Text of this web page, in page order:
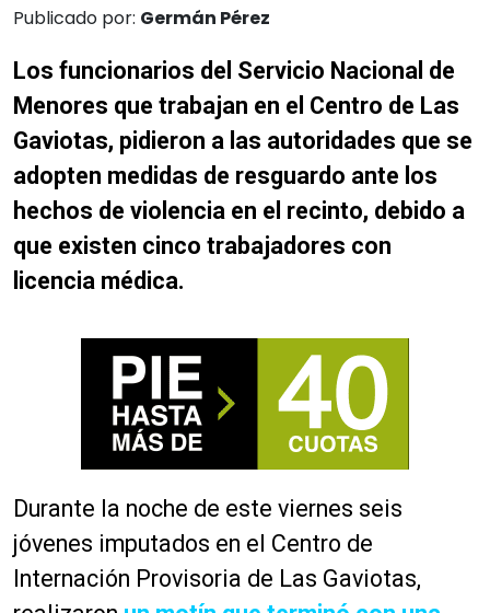
Publicado por: Germán Pérez
Los funcionarios del Servicio Nacional de
Menores que trabajan en el Centro de Las
Gaviotas, pidieron a las autoridades que se
adopten medidas de resguardo ante los
hechos de violencia en el recinto, debido a
que existen cinco trabajadores con
licencia médica.
Durante la noche de este viernes seis
jóvenes imputados en el Centro de
Internación Provisoria de Las Gaviotas,